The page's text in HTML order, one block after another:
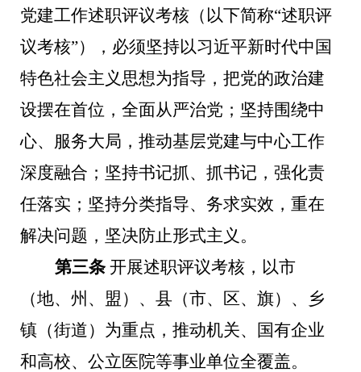
党建工作述职评议考核（以下简称“述职评
议考核”），必须坚持以习近平新时代中国
特色社会主义思想为指导，把党的政治建
设摆在首位，全面从严治党；坚持围绕中
心、服务大局，推动基层党建与中心工作
深度融合；坚持书记抓、抓书记，强化责
任落实；坚持分类指导、务求实效，重在
解决问题，坚决防止形式主义。
第三条 开展述职评议考核，以市
（地、州、盟）、县（市、区、旗）、乡
镇（街道）为重点，推动机关、国有企业
和高校、公立医院等事业单位全覆盖。